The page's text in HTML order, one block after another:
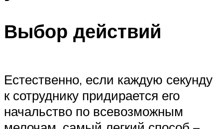
Выбор действий
Естественно, если каждую секунду
к сотруднику придирается его
начальство по всевозможным